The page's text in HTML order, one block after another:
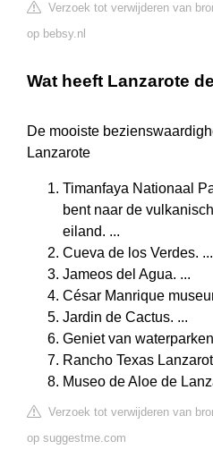
Verzoek tot verwijderen van
op bebsy.nl
Wat heeft Lanzarote
De mooiste
Lanzarote
Timanfaya Nationaal
bent naar de
eiland. ...
Cueva de los Verdes. ...
Jameos del Agua. ...
César Manrique
Jardin de Cactus. ...
Geniet van
Rancho Texas
Museo de Aloe de
Verzoek tot verwijderen van
op suggestme.com